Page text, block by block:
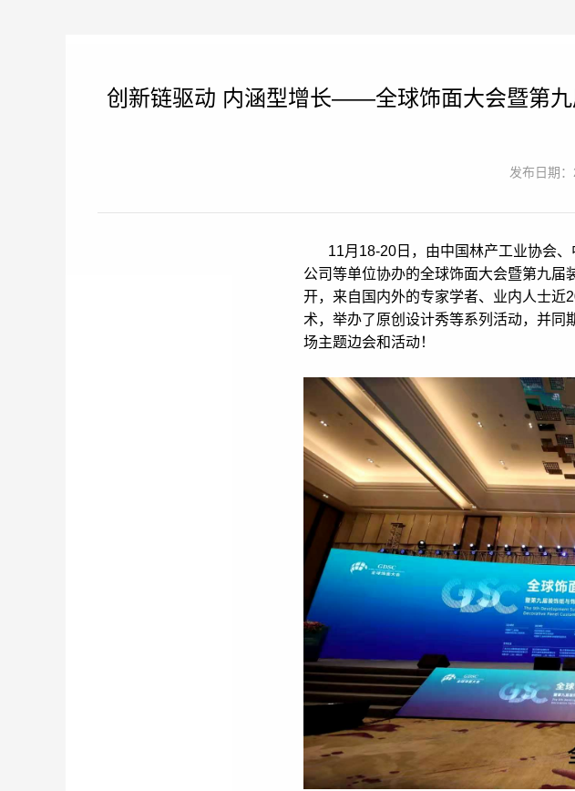
创新链驱动 内涵型增长——全球饰面大会暨第
发布日期
11月18-20日，由中国林产工业协会
公司等单位协办的全球饰面大会暨第九届
开，来自国内外的专家学者、业内人士近
术，举办了原创设计秀等系列活动，并同
场主题边会和活动！